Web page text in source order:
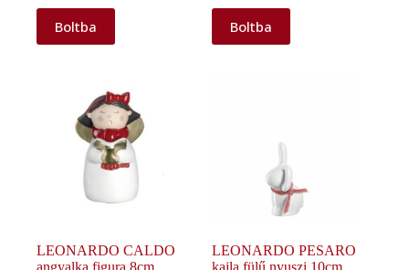
Boltba Boltba
LEONARDO CALDO
LEONARDO PESARO